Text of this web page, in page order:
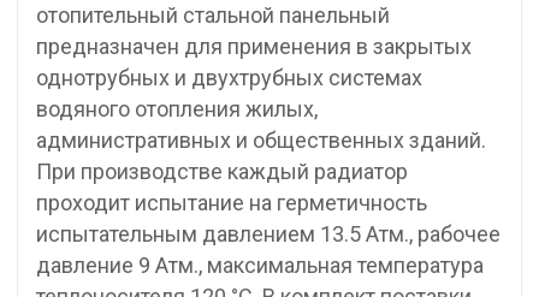
отопительный стальной панельный
предназначен для применения в закрытых
однотрубных и двухтрубных системах
водяного отопления жилых,
административных и общественных зданий.
При производстве каждый радиатор
проходит испытание на герметичность
испытательным давлением 13.5 Атм., рабочее
давление 9 Атм., максимальная температура